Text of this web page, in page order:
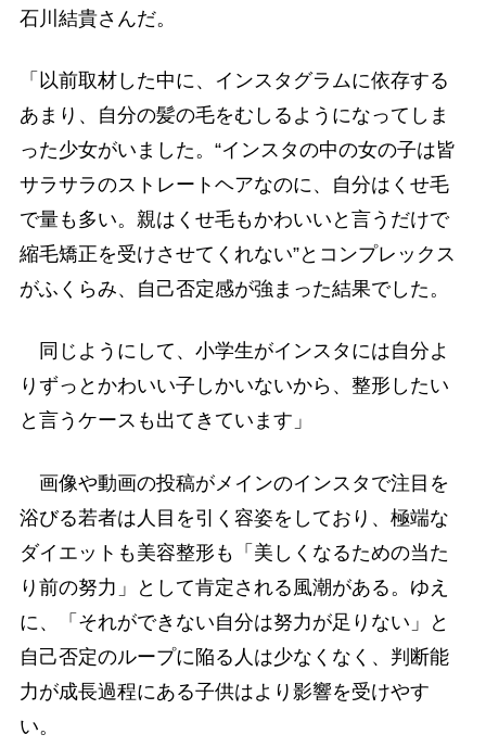
石川結貴さんだ。
「以前取材した中に、インスタグラムに依存する
あまり、自分の髪の毛をむしるようになってしま
った少女がいました。“インスタの中の女の子は皆
サラサラのストレートヘアなのに、自分はくせ毛
で量も多い。親はくせ毛もかわいいと言うだけで
縮毛矯正を受けさせてくれない”とコンプレックス
がふくらみ、自己否定感が強まった結果でした。
同じようにして、小学生がインスタには自分よ
りずっとかわいい子しかいないから、整形したい
と言うケースも出てきています」
画像や動画の投稿がメインのインスタで注目を
浴びる若者は人目を引く容姿をしており、極端な
ダイエットも美容整形も「美しくなるための当た
り前の努力」として肯定される風潮がある。ゆえ
に、「それができない自分は努力が足りない」と
自己否定のループに陥る人は少なくなく、判断能
力が成長過程にある子供はより影響を受けやす
い。